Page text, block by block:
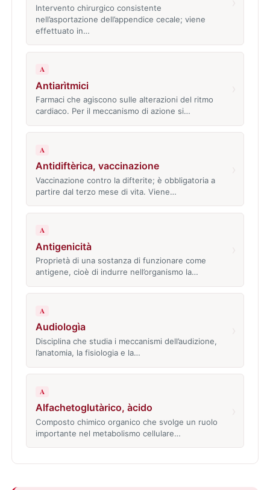
Intervento chirurgico consistente
nell’asportazione dell’appendice cecale; viene
effettuato in…
A
Antiarìtmici
Farmaci che agiscono sulle alterazioni del ritmo
cardiaco. Per il meccanismo di azione si…
A
Antidiftèrica, vaccinazione
Vaccinazione contro la difterite; è obbligatoria a
partire dal terzo mese di vita. Viene…
A
Antigenicità
Proprietà di una sostanza di funzionare come
antigene, cioè di indurre nell’organismo la…
A
Audiologìa
Disciplina che studia i meccanismi dell’audizione,
l’anatomia, la fisiologia e la…
A
Alfachetoglutàrico, àcido
Composto chimico organico che svolge un ruolo
importante nel metabolismo cellulare…